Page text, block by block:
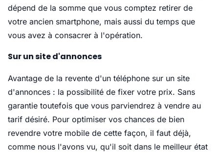
dépend de la somme que vous comptez retirer de
votre ancien smartphone, mais aussi du temps que
vous avez à consacrer à l'opération.
Sur un site d'annonces
Avantage de la revente d'un téléphone sur un site
d'annonces : la possibilité de fixer votre prix. Sans
garantie toutefois que vous parviendrez à vendre au
tarif désiré. Pour optimiser vos chances de bien
revendre votre mobile de cette façon, il faut déjà,
comme nous l'avons vu, qu'il soit dans le meilleur état